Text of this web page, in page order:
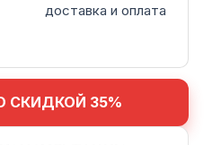
доставка и оплата
СКИДКОЙ 35%